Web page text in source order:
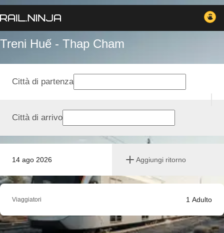
Treni Huế - Thap Cham
14 ago 2026 Aggiungi ritorno
Città di partenza
Città di arrivo
Viaggiatori 1 Adulto